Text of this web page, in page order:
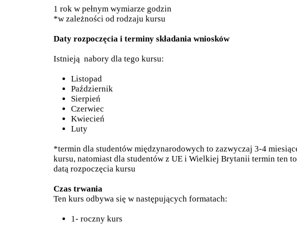
1 rok w pełnym wymiarze godzin
*w zależności od rodzaju kursu
Daty rozpoczęcia i terminy składania wniosków
Istnieją nabory dla tego kursu:
Listopad
Październik
Sierpień
Czerwiec
Kwiecień
Luty
*termin dla studentów międzynarodowych to zazwyczaj 3-4
kursu, natomiast dla studentów z UE i Wielkiej Brytanii termin ten
datą rozpoczęcia kursu
Czas trwania
Ten kurs odbywa się w następujących formatach:
1- roczny kurs